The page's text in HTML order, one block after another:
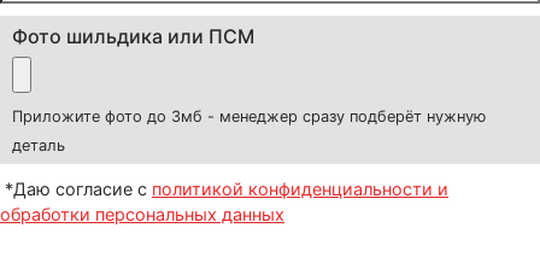
Фото шильдика или ПСМ
Приложите фото до 3мб - менеджер сразу подберёт нужную
деталь
*Даю согласие с политикой конфиденциальности и
обработки персональных данных